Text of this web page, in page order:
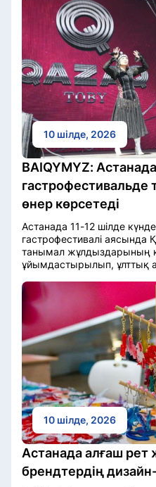
10 шілде, 2026
BAIQYMYZ:
өнер көрсетеді
Астанада 11-12 шілде
гастрофестивалі аясында
танымал жұлдыздарының
ұйымдастырылып, ұлттық
10 шілде, 2026
Астанада алғаш рет
брендтердің